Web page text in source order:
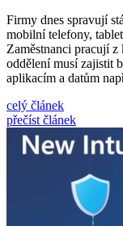
Firmy dnes spravují
mobilní telefony,
Zaměstnanci pracují z
oddělení musí zajistit
aplikacím a datům
celý článek
přečíst článek